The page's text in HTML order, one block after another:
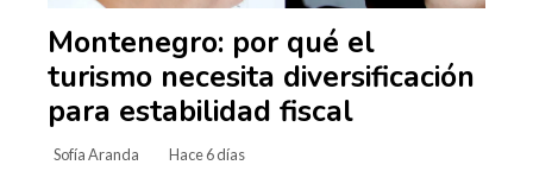
Montenegro: por qué el
turismo necesita diversificación
para estabilidad fiscal
Sofía Aranda Hace 6 días